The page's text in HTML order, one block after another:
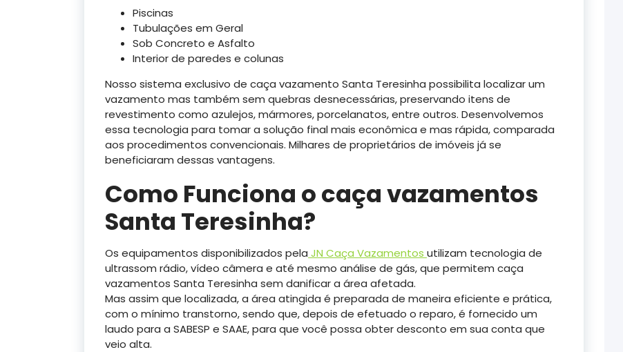
Piscinas
Tubulações em Geral
Sob Concreto e Asfalto
Interior de paredes e colunas
Nosso sistema exclusivo de caça vazamento Santa Teresinha possibilita localizar um
vazamento mas também sem quebras desnecessárias, preservando itens de
revestimento como azulejos, mármores, porcelanatos, entre outros. Desenvolvemos
essa tecnologia para tomar a solução final mais econômica e mas rápida, comparada
aos procedimentos convencionais. Milhares de proprietários de imóveis já se
beneficiaram dessas vantagens.
Como Funciona o caça vazamentos
Santa Teresinha?
Os equipamentos disponibilizados pela JN Caça Vazamentos utilizam tecnologia de
ultrassom rádio, vídeo câmera e até mesmo análise de gás, que permitem caça
vazamentos Santa Teresinha sem danificar a área afetada.
Mas assim que localizada, a área atingida é preparada de maneira eficiente e prática,
com o mínimo transtorno, sendo que, depois de efetuado o reparo, é fornecido um
laudo para a SABESP e SAAE, para que você possa obter desconto em sua conta que
veio alta.